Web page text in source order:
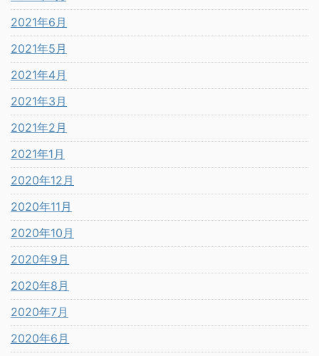
2021年6月
2021年5月
2021年4月
2021年3月
2021年2月
2021年1月
2020年12月
2020年11月
2020年10月
2020年9月
2020年8月
2020年7月
2020年6月